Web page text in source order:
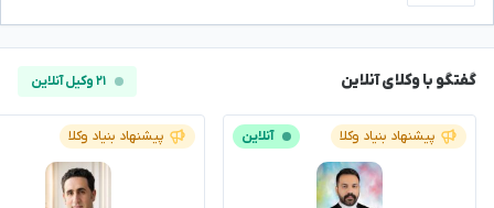
گفتگو با وکلای آنلاین ۲۱ وکیل آنلاین
پیشنهاد بنیاد وکلا آنلاین پیشنهاد بنیاد وکلا